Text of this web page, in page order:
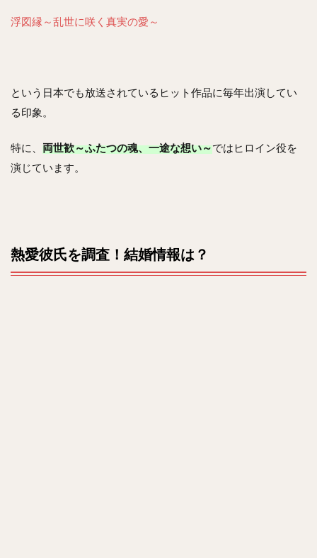
浮図縁～乱世に咲く真実の愛～
という日本でも放送されているヒット作品に毎年出演してい
る印象。
特に、 両世歓～ふたつの魂、一途な想い～ではヒロイン役を
演じています。
熱愛彼氏を調査！結婚情報は？